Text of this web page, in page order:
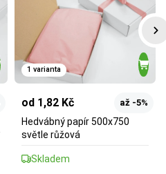
1 varianta
od 1,82 Kč až -5%
Hedvábný papír 500x750
světle růžová
Skladem